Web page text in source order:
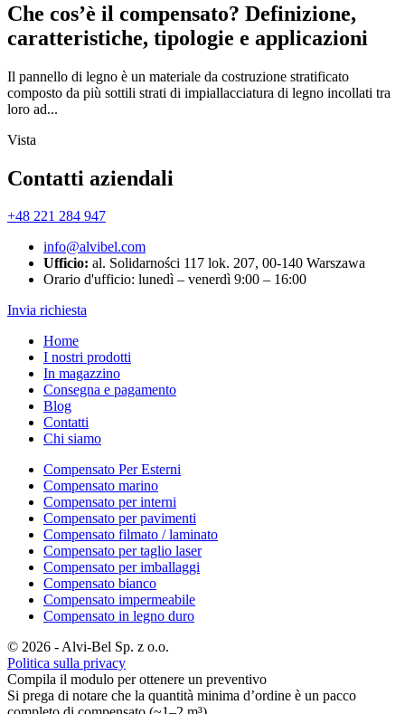
Che cos’è il compensato? Definizione,
caratteristiche, tipologie e applicazioni
Il pannello di legno è un materiale da costruzione stratificato
composto da più sottili strati di impiallacciatura di legno incollati tra
loro ad...
Vista
Contatti aziendali
+48 221 284 947
info@alvibel.com
Ufficio: al. Solidarności 117 lok. 207, 00-140 Warszawa
Orario d'ufficio: lunedì – venerdì 9:00 – 16:00
Invia richiesta
Home
I nostri prodotti
In magazzino
Consegna e pagamento
Blog
Contatti
Chi siamo
Compensato Per Esterni
Compensato marino
Compensato per interni
Compensato per pavimenti
Compensato filmato / laminato
Compensato per taglio laser
Compensato per imballaggi
Compensato bianco
Compensato impermeabile
Compensato in legno duro
© 2026 - Alvi-Bel Sp. z o.o.
Politica sulla privacy
Compila il modulo per ottenere un preventivo
Si prega di notare che la quantità minima d’ordine è un pacco